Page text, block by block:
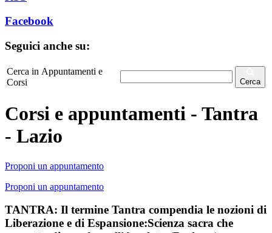
Facebook
Seguici anche su:
Cerca in Appuntamenti e
Corsi
Cerca
Corsi e appuntamenti - Tantra
- Lazio
Proponi un appuntamento
Proponi un appuntamento
TANTRA: Il termine Tantra compendia le nozioni di
Liberazione e di Espansione:Scienza sacra che